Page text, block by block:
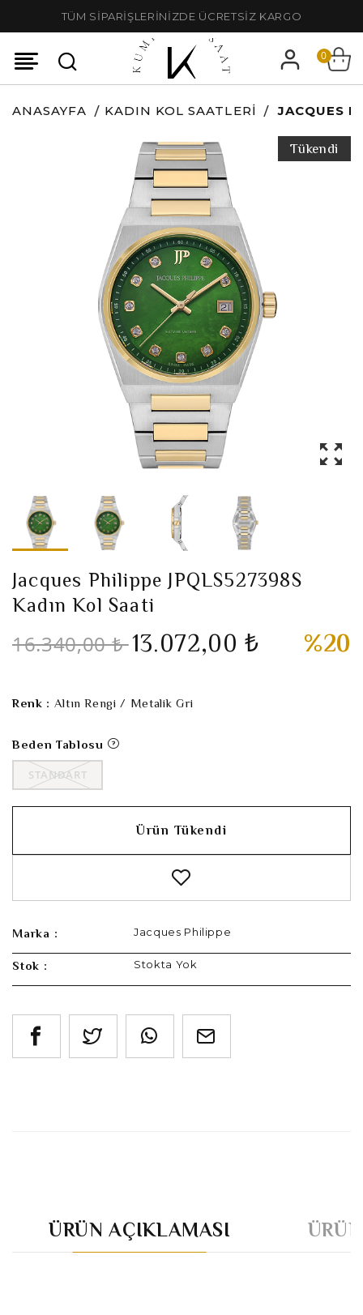
TÜM SİPARİŞLERİNİZDE ÜCRETSİZ KARGO
0
ANASAYFA KADIN KOL SAATLERI JACQUES
Tükendi
Jacques Philippe JPQLS527398S
Kadın Kol Saati
16.340,00 ₺13.072,00 ₺ %20
Renk : Altın Rengi / Metalik Gri
Beden Tablosu
STANDART
Ürün Tükendi
Marka : Jacques Philippe
Stok : Stokta Yok
ÜRÜN AÇIKLAMASI